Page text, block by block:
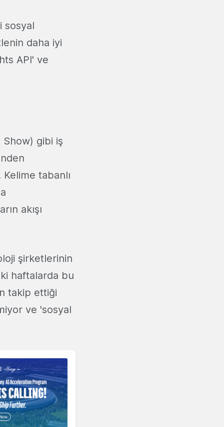
sosyal
daha iyi
API' ve
gibi iş
Kelime tabanlı
akışı
şirketlerinin
haftalarda bu
takip ettiği
ve 'sosyal